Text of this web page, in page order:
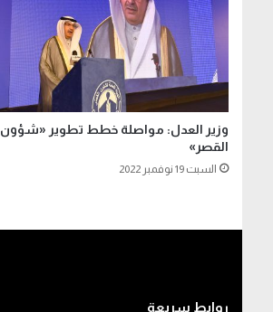
وزير العدل: مواصلة خطط تطوير «شؤون
القصر»
السبت 19 نوفمبر 2022
روابط سريعة